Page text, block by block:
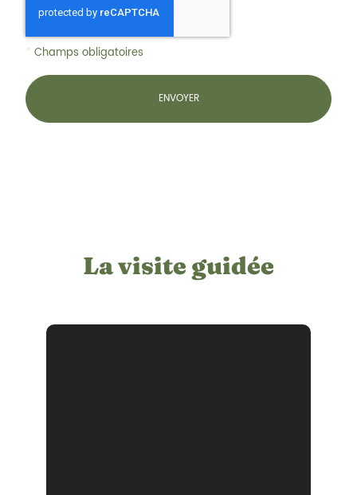
*Champs obligatoires
La visite guidée